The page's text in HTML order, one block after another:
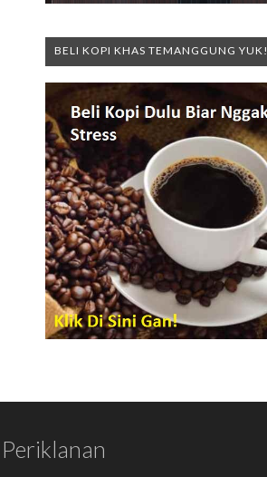
BELI KOPI KHAS TEMANGGUNG YUK!
Periklanan